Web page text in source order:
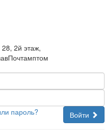
2й этаж,
Войти
пароль?